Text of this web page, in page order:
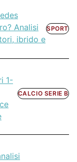
Analisi
ibrido e
SPORT
1-
CALCIO SERIE B